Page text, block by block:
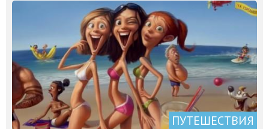
ПУТЕШЕСТВИЯ